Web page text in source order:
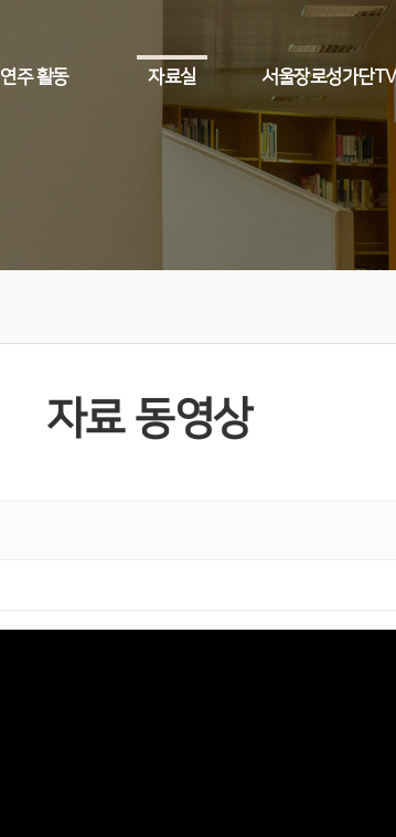
연주 활동 자료실 서울장로성가단TV
자료 동영상